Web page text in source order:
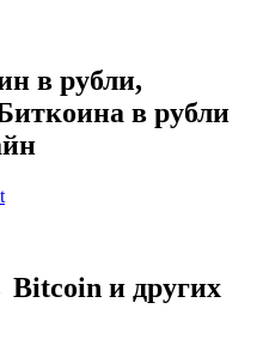
в рубли,
в рубли
Bitcoin и других